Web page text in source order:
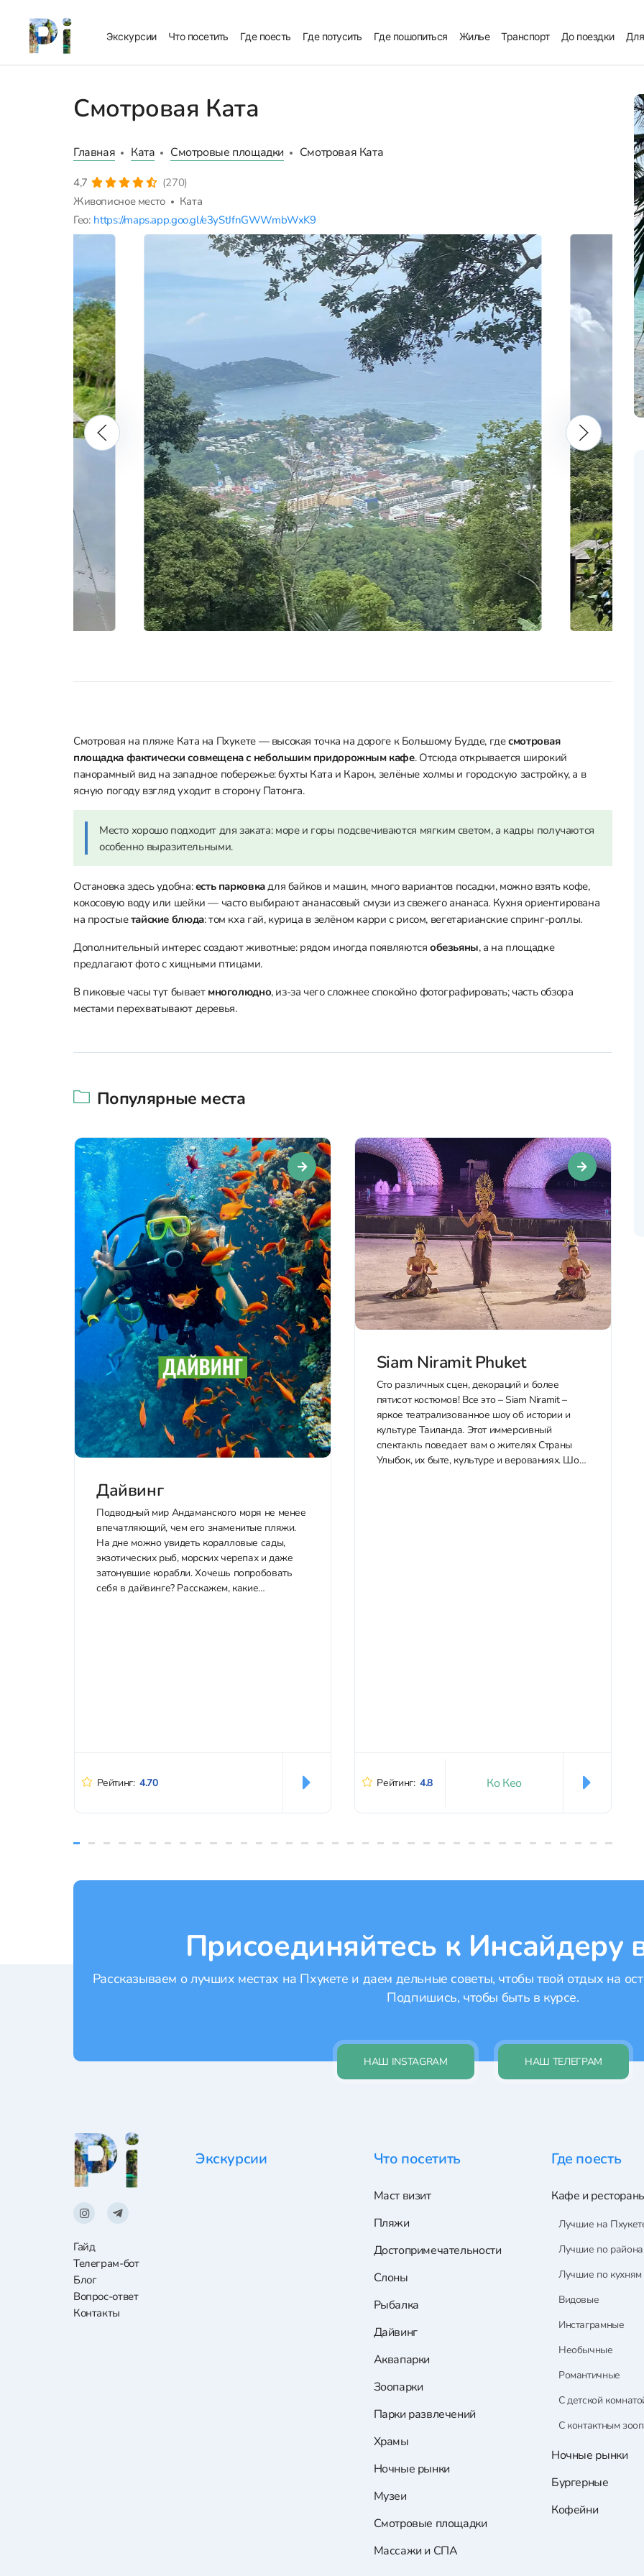
Экскурсии Что посетить Где поесть Где потусить Где пошопиться Жилье Транспорт До поездки
Смотровая Ката
Главная Ката Смотровые площадки Смотровая Ката
4,7
(270)
Живописное место
Ката
Гео: https://maps.app.goo.gl/e3yStJfnGWWmbWxK9
Смотровая на пляже Ката на Пхукете — высокая точка на дороге к Большому Будде, гдесмотровая
площадка фактически совмещена с небольшим придорожным кафе. Отсюда открывается широкий
панорамный вид на западное побережье: бухты Ката и Карон, зелёные холмы и городскую застройку, а в
ясную погоду взгляд уходит в сторону Патонга.
Место хорошо подходит для заката: море и горы подсвечиваются мягким светом, а кадры получаются
особенно выразительными.
Остановка здесь удобна:есть парковкадля байков и машин, много вариантов посадки, можно взять кофе,
кокосовую воду или шейки — часто выбирают ананасовый смузи из свежего ананаса. Кухня ориентирована
на простыетайские блюда: том кха гай, курица в зелёном карри с рисом, вегетарианские спринг-роллы.
Дополнительный интерес создают животные: рядом иногда появляютсяобезьяны, а на площадке
предлагают фото с хищными птицами.
В пиковые часы тут бываетмноголюдно, из‑за чего сложнее спокойно фотографировать; часть обзора
местами перехватывают деревья.
Популярные места
Дайвинг
Подводный мир Андаманского моря не менее
впечатляющий, чем его знаменитые пляжи.
На дне можно увидеть коралловые сады,
экзотических рыб, морских черепах и даже
затонувшие корабли. Хочешь попробовать
себя в дайвинге? Расскажем, какие
Рейтинг: 4.70
Siam Niramit Phuket
Сто различных сцен, декораций и более
пятисот костюмов! Все это – Siam Niramit –
яркое театрализованное шоу об истории и
культуре Таиланда. Этот иммерсивный
спектакль поведает вам о жителях Страны
Улыбок, их быте, культуре и верованиях. Шоу,
Рейтинг: 4.8 Ко Кео
Присоединяйтесь к Инсайдеру
Рассказываем о лучших местах на Пхукете и даем дельные советы, чтобы твой отдых на
Подпишись, чтобы быть в курсе.
НАШ INSTAGRAM НАШ ТЕЛЕГРАМ
Гайд
Телеграм-бот
Блог
Вопрос-ответ
Контакты
Экскурсии Что посетить
Маст визит
Пляжи
Достопримечательности
Слоны
Рыбалка
Дайвинг
Аквапарки
Зоопарки
Парки развлечений
Храмы
Ночные рынки
Музеи
Смотровые площадки
Массажи и СПА
Где поесть
Кафе и
Лучшие на
Лучшие по
Лучшие по кухням
Видовые
Инстаграмные
Необычные
Романтичные
С детской
С контактным
Ночные рынки
Бургерные
Кофейни